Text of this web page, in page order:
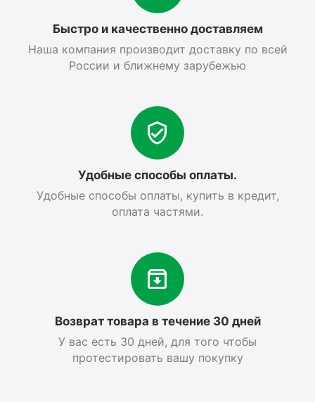
Быстро и качественно доставляем
Наша компания производит доставку по всей
России и ближнему зарубежью
Удобные способы оплаты.
Удобные способы оплаты, купить в кредит,
оплата частями.
Возврат товара в течение 30 дней
У вас есть 30 дней, для того чтобы
протестировать вашу покупку